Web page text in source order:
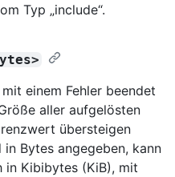
Typ „include“.
einem Fehler beendet
aller aufgelösten
übersteigen
Bytes angegeben, kann
in Kibibytes (KiB), mit